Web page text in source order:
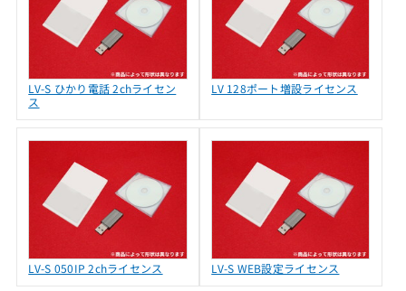
LV-S ひかり電話 2chライセン
ス
LV 128ポート増設ライセンス
LV-S 050IP 2chライセンス LV-S WEB設定ライセンス